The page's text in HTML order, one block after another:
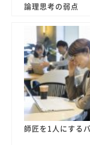
論理思考の弱点
師匠を1人にする